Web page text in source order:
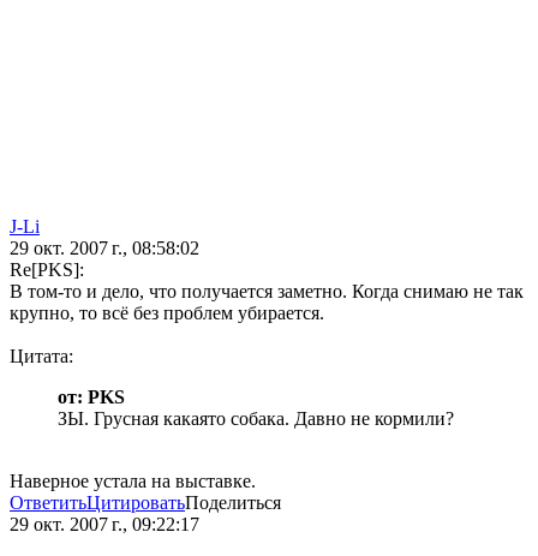
J-Li
29 окт. 2007 г., 08:58:02
Re[PKS]:
В том-то и дело, что получается заметно. Когда снимаю не так
крупно, то всё без проблем убирается.
Цитата:
от: PKS
ЗЫ. Грусная какаято собака. Давно не кормили?
Наверное устала на выставке.
ОтветитьЦитироватьПоделиться
29 окт. 2007 г., 09:22:17